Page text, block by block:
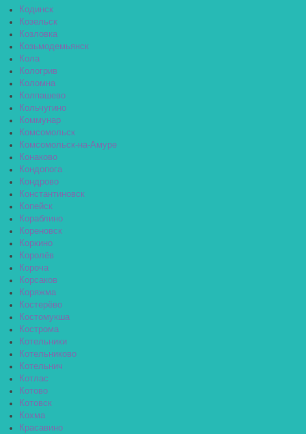
Кодинск
Козельск
Козловка
Козьмодемьянск
Кола
Кологрив
Коломна
Колпашево
Кольчугино
Коммунар
Комсомольск
Комсомольск-на-Амуре
Конаково
Кондопога
Кондрово
Константиновск
Копейск
Кораблино
Кореновск
Коркино
Королёв
Короча
Корсаков
Коряжма
Костерёво
Костомукша
Кострома
Котельники
Котельниково
Котельнич
Котлас
Котово
Котовск
Кохма
Красавино